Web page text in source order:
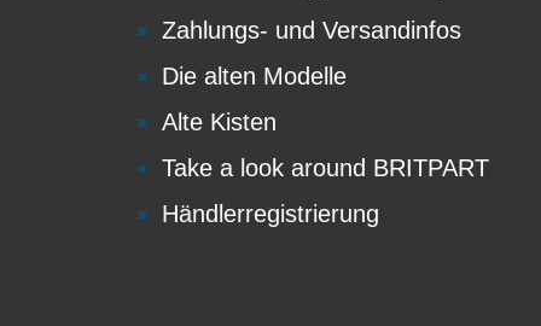
Zahlungs- und Versandinfos
Die alten Modelle
Alte Kisten
Take a look around BRITPART
Händlerregistrierung